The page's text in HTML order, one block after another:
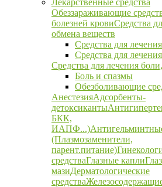
Лекарственные средства
Обеззараживающие
болезней кровиСредства
обмена веществ
Средства для
Средства для
Средства для лечения
Боль и спазмы
Обезболивающие
АнестезияАдсорбенты-
детоксиканты
БКК,
ИАПФ...)
(Плазмозаменители,
парент.питание)
средстваГлазные капли
мазиДерматологические
средства